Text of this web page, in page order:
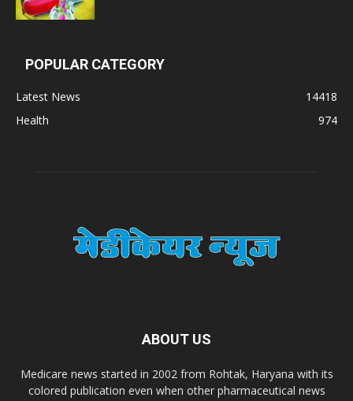
POPULAR CATEGORY
Latest News
14418
Health
974
ABOUT US
Medicare news started in 2002 from Rohtak, Haryana with its
colored publication even when other pharmaceutical news